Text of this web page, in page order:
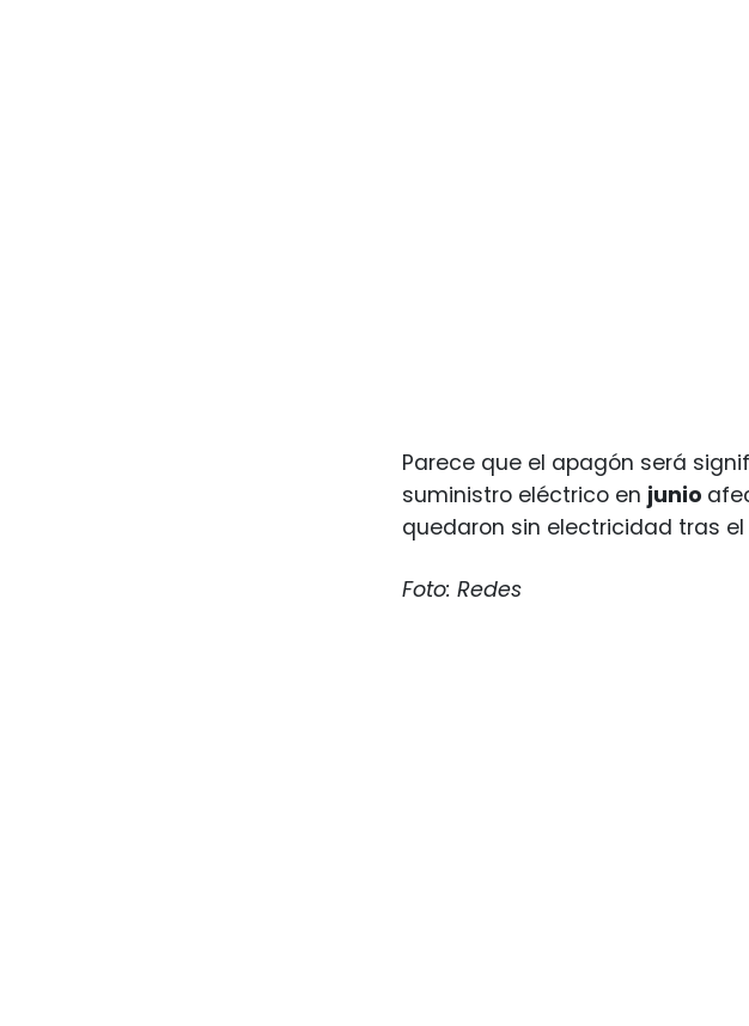
Parece que el apagón será
suministro eléctrico en junio
quedaron sin electricidad tras
Foto: Redes